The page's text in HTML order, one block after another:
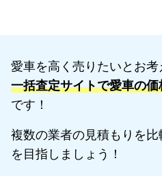
愛車を高く売りたいとお考
一括査定サイトで愛車の
です！
複数の業者の見積もりを比
を目指しましょう！